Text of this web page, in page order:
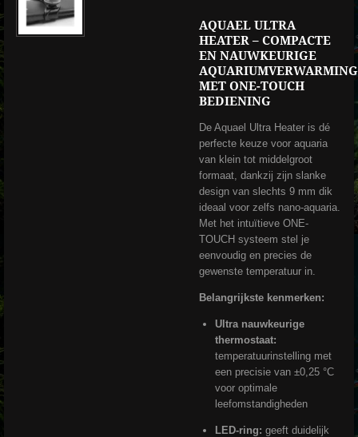
AQUAEL ULTRA
HEATER – COMPACTE
EN NAUWKEURIGE
AQUARIUMVERWARMING
MET ONE-TOUCH
BEDIENING
De Aquael Ultra Heater is dé
perfecte keuze voor aquaria
van klein tot middelgroot
formaat, dankzij zijn slanke
design van slechts 9 mm dik
ideaal voor zelfs nano-aquaria.
Met het intuïtieve ONE-
TOUCH systeem stel je
eenvoudig en precies de
gewenste temperatuur in.
Belangrijkste kenmerken:
Ultra nauwkeurige
thermostaat:
temperatuurinstelling met
een precisie van ±0,25 °C
voor optimale
leefomstandigheden
LED-ring: geeft duidelijk